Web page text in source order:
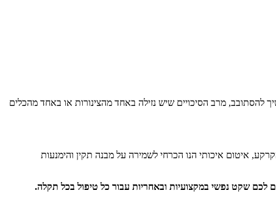
מרב הסיכויים שיש נזילה באחד מהצינורות או באחד מהכלים
איטום איכותי הנו הכרחי לשמירה על מבנה תקין והימנעות
לכם שקט נפשי במקצועיות ובאחריות עבור כל טיפול בכל תקלה.